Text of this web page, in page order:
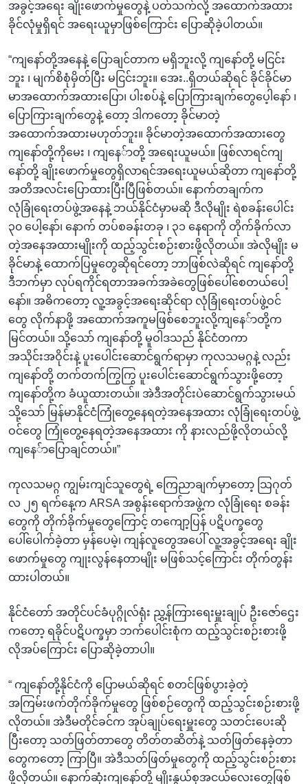
အခွင့်အရေး ချိုးဖောက်မှုတွေနဲ့ ပတ်သက်လို့ အထောက်အထား
ခိုင်လုံမှုရှိရင် အရေးယူမှာဖြစ်ကြောင်း ပြောဆိုခဲ့ပါတယ်။
“ကျနော်တို့အနေနဲ့ ပြောချင်တာက မရှိဘူးလို့ ကျနော်တို့ မငြင်း
ဘူး ၊ မျက်စိစုံမှိတ်ပြီး မငြင်းဘူး။ အေး..ရှိတယ်ဆိုရင် ခိုင်ခိုင်မာ
မာအထောက်အထားပြော၊ ပါးစပ်နဲ့ ပြောကြားချက်တွေပေ့ါနော် ၊
ပြောကြားချက်တွေနဲ့ တော့ ဒါကတော့ ခိုင်မာတဲ့
အထောက်အထားမဟုတ်ဘူး။ ခိုင်မာတဲ့အထောက်အထားတွေ
ကျနော်တို့ကိုမေး ၊ ကျနေ်ာတို့ အရေးယူမယ်။ ဖြစ်လာရင်ကျ
နော်တို့ ချိုးဖောက်မှုတွေရှိလာရင်အရေးယူမယ်ဆိုတာ ကျနော်တို့
အတိအလင်းပြောထားပြီးပြီဖြစ်တယ်။ နောက်တချက်က
လုံခြုံရေးတပ်ဖွဲ့အနေနဲ့ ဘယ်နိုင်ငံမှာမဆို ဒီလိုမျိုး ရဲစခန်းပေါင်း
၃၀ ပေါ့နော်၊ နောက် တပ်စခန်းတခု ၊ ၃၁ နေရာကို တိုက်ခိုက်လာ
တဲ့အနေအထားမျိုးကို ထည့်သွင်းစဉ်းစားဖို့လိုတယ်။ အဲလိုမျိုး မ
ခိုင်မာနဲ့ ထောက်ပြမှုတွေဆိုရင်တော့ ဘာဖြစ်လဲဆိုရင် ကျနော်တို့
ဒီဘက်မှာ လုပ်ရကိုင်ရတာအခက်အခဲတွေဖြစ်ပေါ်စေတယ်ပေါ့
နော်။ အဓိကတော့ လူ့အခွင့်အရေးဆိုင်ရာ လုံခြုံရေးတပ်ဖွဲ့ဝင်
တွေ လိုက်နာဖို့ အထောက်အကူမဖြစ်စေဘူးလို့ကျနေ်ာတို့က
မြင်တယ်။ သို့သော် ကျနော်တို့ မူဝါဒသည် နိုင်ငံတကာ
အသိုင်းအဝိုင်းနဲ့ ပူးပေါင်းဆောင်ရွက်ရာမှာ ကုလသမဂ္ဂနဲ့ လည်း
ကျနော်တို့ တက်တက်ကြွကြွ ပူးပေါင်းဆောင်ရွက်သွားဖို့တော့
ကျနော်တို့က ခံယူထားတယ်။ အဲဒီအတိုင်းပဲဆောင်ရွက်သွားမယ်
သို့သော် မြန်မာနိုင်ငံကြုံတွေ့နေရတဲ့အနေအထား လုံခြုံရေးတပ်ဖွဲ့
ဝင်တွေ ကြုံတွေ့နေရတဲ့အနေအထား ကို နားလည်ဖို့လိုတယ်လို့
ကျနေ်ာပြောချင်တယ်။”
ကုလသမဂ္ဂ ကျွမ်းကျင်သူတွေရဲ့ ကြေညာချက်မှာတော့ သြဂုတ်
လ ၂၅ ရက်နေ့က ARSA အစွန်းရောက်အဖွဲ့က လုံခြုံရေး စခန်း
တွေကို တိုက်ခိုက်မှုတွေကြောင့် တကျော့ပြန် ပဋိပက္ခတွေ
ပေါ်ပေါက်ခဲ့တာ မှန်ပေမဲ့၊ ကျန်လူတွေအပေါ် လူ့အခွင့်အရေး ချိုး
ဖောက်မှုတွေ ကျုးလွန်နေတာမျိုး မဖြစ်သင့်ကြောင်း တိုက်တွန်း
ထားပါတယ်။
နိုင်ငံတော် အတိုင်ပင်ခံပုဂ္ဂိုလ်ရုံး ညွှ့န်ကြားရေးမှူးချုပ် ဦးဇော်ဌေး
ကတော့ ရခိုင်ပဋိပက္ခမှာ ဘက်ပေါင်းစုံက ထည့်သွင်းစဉ်းစားဖို့
လိုအပ်ကြောင်း ပြောဆိုခဲ့တာပါ။
“ ကျနော်တို့နိုင်ငံကို ပြောမယ်ဆိုရင် စတင်ဖြစ်ပွားခဲ့တဲ့
အကြမ်းဖက်တိုက်ခိုက်မှုတွေ ဖြစ်စဉ်တွေကို ထည့်သွင်းစဉ်းစားဖို့
လိုတယ်။ အဲဒီမတိုင်ခင်က အုပ်ချုပ်ရေးမှူးတွေ သတင်းပေးဆို
ပြီးတော့ သတ်ဖြတ်တာတွေ တိတ်တဆိတ်နဲ့ သတ်ဖြတ်နေခဲ့တာ
တွေကတော့ ကြာပြီ။ အဲဒီသတ်ဖြတ်မှုတွေကို ထည့်သွင်းစဉ်းစား
ဖို့လိုတယ်။ နောက်ဆုံးကျနော်တို့ မျိုးနွယ်စုအငယ်လေးတွေဖြစ်